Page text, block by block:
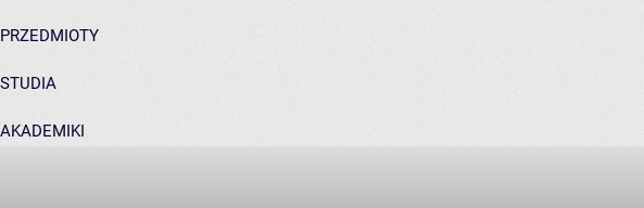
PRZEDMIOTY
STUDIA
AKADEMIKI